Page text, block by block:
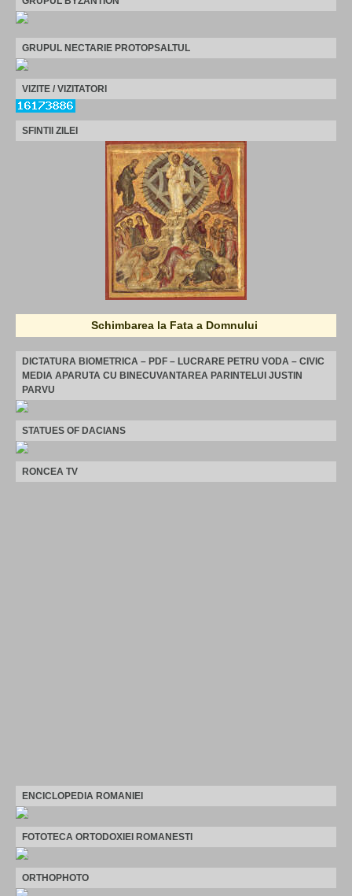
GRUPUL NECTARIE PROTOPSALTUL
VIZITE / VIZITATORI
SFINTII ZILEI
Schimbarea la Fata a Domnului
DICTATURA BIOMETRICA – PDF – LUCRARE PETRU VODA – CIVIC
MEDIA APARUTA CU BINECUVANTAREA PARINTELUI JUSTIN
PARVU
STATUES OF DACIANS
RONCEA TV
ENCICLOPEDIA ROMANIEI
FOTOTECA ORTODOXIEI ROMANESTI
ORTHOPHOTO